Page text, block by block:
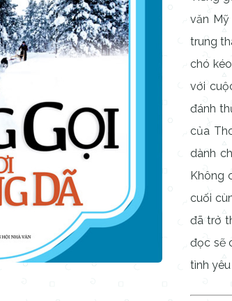
văn
trung
chó
với
đánh
của
dành
Không
cuối
đã trở
đọc sẽ
tình